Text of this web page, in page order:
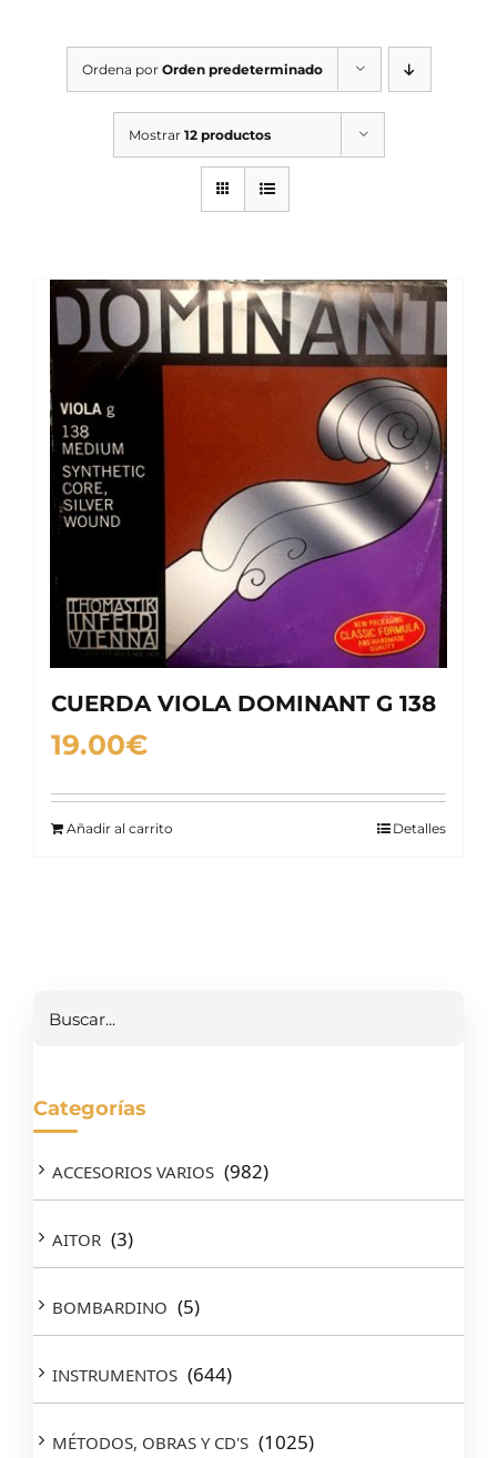
SERVICIOS TALLER
OCASIÓN
Ordena por Orden predeterminado
Mostrar 12 productos
CUERDA VIOLA DOMINANT G 138
19.00€
Añadir al carrito Detalles
Categorías
ACCESORIOS VARIOS (982)
AITOR (3)
BOMBARDINO (5)
INSTRUMENTOS (644)
MÉTODOS, OBRAS Y CD'S (1025)